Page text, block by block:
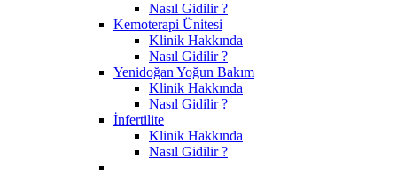
Nasıl Gidilir ?
Kemoterapi Ünitesi
Klinik Hakkında
Nasıl Gidilir ?
Yenidoğan Yoğun Bakım
Klinik Hakkında
Nasıl Gidilir ?
İnfertilite
Klinik Hakkında
Nasıl Gidilir ?